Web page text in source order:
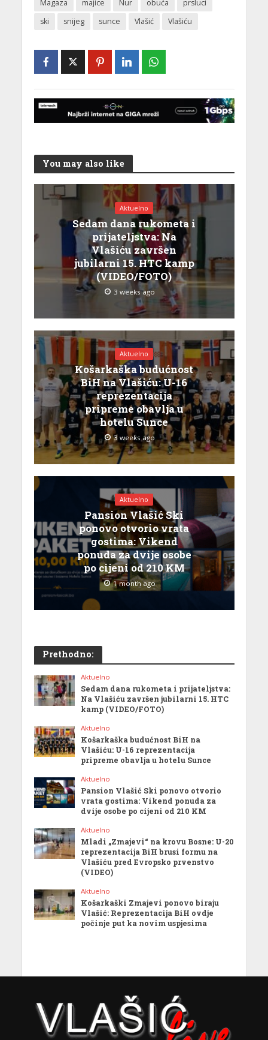
Magaza majice Nur obuća
prsluci
ski
snijeg sunce Vlašić Vlašiću
You may also like
Aktuelno
Sedam dana rukometa i
prijateljstva: Na
Vlašiću završen
jubilarni 15. HTC kamp
(VIDEO/FOTO)
3 weeks ago
Aktuelno
Košarkaška budućnost
BiH na Vlašiću: U-16
reprezentacija
pripreme obavlja u
hotelu Sunce
3 weeks ago
Aktuelno
Pansion Vlašić Ski
ponovo otvorio vrata
gostima: Vikend
ponuda za dvije osobe
po cijeni od 210 KM
1 month ago
Prethodno:
Aktuelno
Sedam dana rukometa i prijateljstva:
Na Vlašiću završen jubilarni 15. HTC
kamp (VIDEO/FOTO)
Aktuelno
Košarkaška budućnost BiH na
Vlašiću: U-16 reprezentacija
pripreme obavlja u hotelu Sunce
Aktuelno
Pansion Vlašić Ski ponovo otvorio
vrata gostima: Vikend ponuda za
dvije osobe po cijeni od 210 KM
Aktuelno
Mladi „Zmajevi“ na krovu Bosne: U-20
reprezentacija BiH brusi formu na
Vlašiću pred Evropsko prvenstvo
(VIDEO)
Aktuelno
Košarkaški Zmajevi ponovo biraju
Vlašić: Reprezentacija BiH ovdje
počinje put ka novim uspjesima